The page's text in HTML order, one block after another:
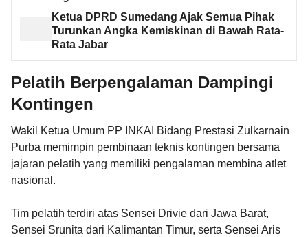
Ketua DPRD Sumedang Ajak Semua Pihak
Turunkan Angka Kemiskinan di Bawah Rata-
Rata Jabar
Pelatih Berpengalaman Dampingi
Kontingen
Wakil Ketua Umum PP INKAI Bidang Prestasi Zulkarnain
Purba memimpin pembinaan teknis kontingen bersama
jajaran pelatih yang memiliki pengalaman membina atlet
nasional.
Tim pelatih terdiri atas Sensei Drivie dari Jawa Barat,
Sensei Srunita dari Kalimantan Timur, serta Sensei Aris